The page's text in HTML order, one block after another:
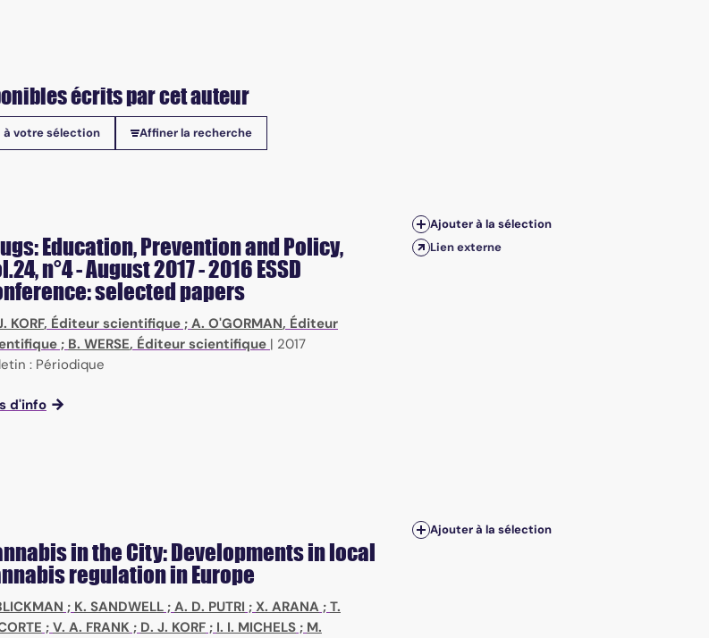
écrits par cet auteur
votre sélection Affiner la recherche
Education, Prevention and Policy,
n°4 - August 2017 - 2016 ESSD
selected papers
KORF, Éditeur scientifique ; A. O'GORMAN, Éditeur
; B. WERSE, Éditeur scientifique | 2017
: Périodique
d'info
Ajouter à la sélection
Lien externe
in the City: Developments in local
regulation in Europe
; K. SANDWELL ; A. D. PUTRI ; X. ARANA ; T.
; V. A. FRANK ; D. J. KORF ; I. I. MICHELS ; M.
Ajouter à la sélection